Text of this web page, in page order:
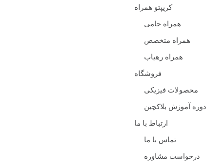
کریپتو همراه
همراه حامی
همراه متخصص
همراه رهیاب
فروشگاه
محصولات فیزیکی
دوره آموزش بلاکچین
ارتباط با ما
تماس با ما
درخواست مشاوره